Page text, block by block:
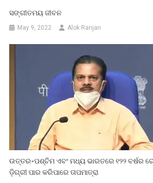
ସଙ୍ଗୀତମୟ ଜୀବନ
May 9, 2022 Alok Ranjan
ଉତ୍ତର-ପଶ୍ଚିମ ଏବଂ ମଧ୍ୟ ଭାରତରେ ୧୨୨ ବର୍ଷର
ଡ଼ିଗ୍ରୀ ପାର କରିପାରେ ତାପମାତ୍ରା